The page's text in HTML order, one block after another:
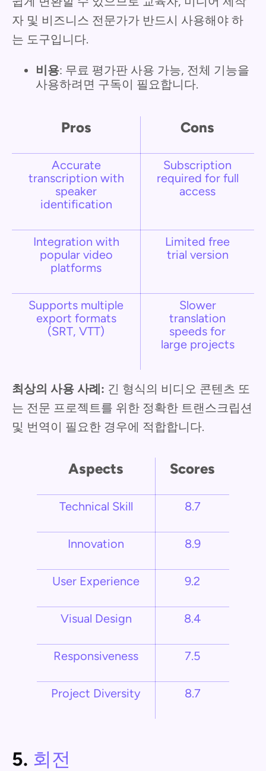
자 및 비즈니스 전문가가 반드시 사용해야 하
는 도구입니다.
비용: 무료 평가판 사용 가능, 전체 기능을
사용하려면 구독이 필요합니다.
Pros Cons
Accurate
transcription with
speaker
identification
Subscription
required for full
access
Integration with
popular video
platforms
Limited free
trial version
Supports multiple
export formats
(SRT, VTT)
Slower
translation
speeds for
large projects
최상의 사용 사례: 긴 형식의 비디오 콘텐츠 또
는 전문 프로젝트를 위한 정확한 트랜스크립션
및 번역이 필요한 경우에 적합합니다.
Aspects Scores
Technical Skill 8.7
Innovation 8.9
User Experience 9.2
Visual Design 8.4
Responsiveness 7.5
Project Diversity 8.7
5. 회전